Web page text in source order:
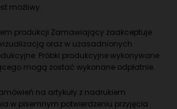
możliwy.
produkcji Zamawiający zaakceptuje
oraz w uzasadnionych
Próbki produkcyjne wykonywane
mogą zostać wykonane odpłatnie.
na artykuły z nadrukiem
w pisemnym potwierdzeniu przyjęcia